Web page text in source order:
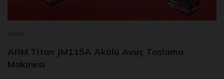
GENEL
ARM Titan JM115A Akülü Avuç Taşlama
Makinesi